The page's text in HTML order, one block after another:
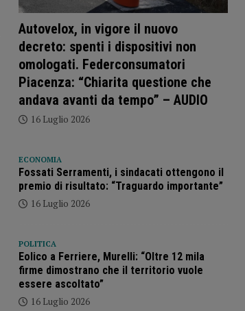
Autovelox, in vigore il nuovo
decreto: spenti i dispositivi non
omologati. Federconsumatori
Piacenza: “Chiarita questione che
andava avanti da tempo” – AUDIO
16 Luglio 2026
ECONOMIA
Fossati Serramenti, i sindacati ottengono il
premio di risultato: “Traguardo importante”
16 Luglio 2026
POLITICA
Eolico a Ferriere, Murelli: “Oltre 12 mila
firme dimostrano che il territorio vuole
essere ascoltato”
16 Luglio 2026